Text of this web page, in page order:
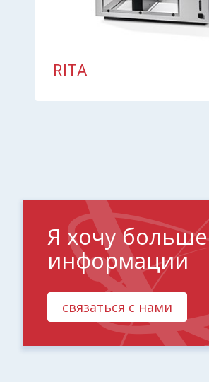
RITA
Я хочу больше
информации
связаться с нами